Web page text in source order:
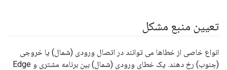
تعیین منبع مشکل
انواع خاصی از خطاها می توانند در اتصال ورودی (شمال) یا خروجی
(جنوب) رخ دهند. یک خطای ورودی (شمال) بین برنامه مشتری و Edge